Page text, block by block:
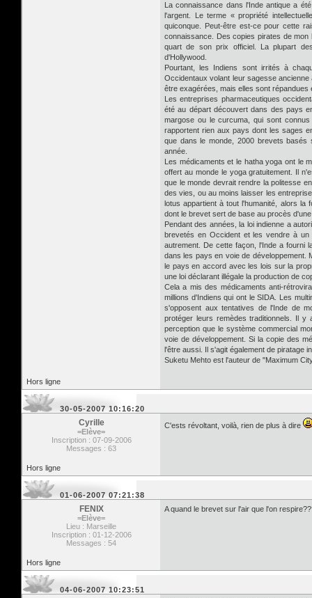
La connaissance dans l'Inde antique a
l'argent. Le terme « propriété
quiconque. Peut-être est-ce pour cette
connaissance. Des copies pirates de
quart de son prix officiel. La plupart
d'Hollywood.
Pourtant, les Indiens sont irrités à
Occidentaux volant leur sagesse
être exagérées, mais elles sont répandues
Les entreprises pharmaceutiques
été au départ découvert dans des pays
margose ou le curcuma, qui sont
rapportent rien aux pays dont les sages
que dans le monde, 2000 brevets basés
année.
Les médicaments et le hatha yoga ont le
offert au monde le yoga gratuitement. Il
que le monde devrait rendre la politesse
des vies, ou au moins laisser les
lotus appartient à tout l'humanité, alors la
dont le brevet sert de base au procès
Pendant des années, la loi indienne a
brevetés en Occident et les vendre à
autrement. De cette façon, l'Inde a fourni
dans les pays en voie de développement.
le pays en accord avec les lois sur la
une loi déclarant illégale la production de
Cela a mis des médicaments anti-
millions d'Indiens qui ont le SIDA. Les
s'opposent aux tentatives de l'Inde de
protéger leurs remèdes traditionnels. Il
perception que le système commercial
voie de développement. Si la copie des
l'être aussi. Il s'agit également de piratage
Suketu Mehto est l'auteur de "Maximum
Hors ligne
30-05-2007 10:16:20
Cyrille
=Elève=
Inscription : 07-09-2006
Messages : 63
C'ests révoltant, voilà, rien de plus à dire
Hors ligne
01-06-2007 07:21:38
FENIX
=Elève=
Lieu : Marseille
Inscription : 01-12-2006
Messages : 54
A quand le brevet sur l'air que l'on
Hors ligne
04-06-2007 10:23:51